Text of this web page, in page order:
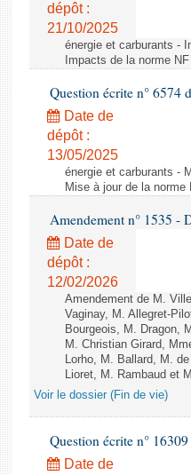
dépôt :
21/10/2025
énergie et carburants -
Impacts de la norme
Question écrite n° 6574
Date de
dépôt :
13/05/2025
énergie et carburants -
Mise à jour de la norme
Amendement n° 1535 -
Date de
dépôt :
12/02/2026
Amendement de M.
Vaginay, M. Allegret-
Bourgeois, M. Dragon,
M. Christian Girard,
Lorho, M. Ballard, M.
Lioret, M. Rambaud et
Voir le dossier (Fin de vie)
Question écrite n°
Date de